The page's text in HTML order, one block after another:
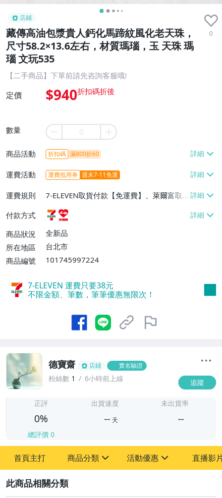
店鋪
藏傳高油包漿貴人鈣化馬蹄紋風化老天珠，
尺寸58.2×13.6左右，材質瑪瑙，玉 天珠 瑪
瑙 文玩535
0
【二手商品】下單前請先咨詢客服哦!
定價 $940
數量
商品活動 折扣碼 滿800折60
運費活動 運費抵用券 週末7-11免運
運費規則
7-ELEVEN取貨付款【免運費】、萊爾富取
貨付款【免運費】
付款方式
商品狀況
全新品
所在地區
台北市
商品編號
101745997224
7-ELEVEN 運費只要38元
不限金額、筆數，筆筆優惠無限次！
德寶齋 店鋪 實名驗證
粉絲數 1 6小時前上線 追蹤
-
正評
0%
總評價 0
出貨速度
-- 天
未出貨率
--
首頁主打 商品分類
其它
活動優惠
[全店] 追蹤本賣場立減60元【粉絲轉享】
直播影